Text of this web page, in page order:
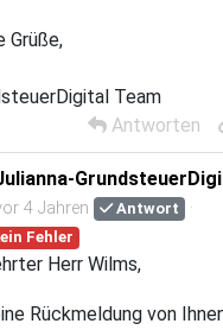
Grüße,
Team
Antworten
4 Jahren
Antwort
Fehler
Herr Wilms,
Rückmeldung von